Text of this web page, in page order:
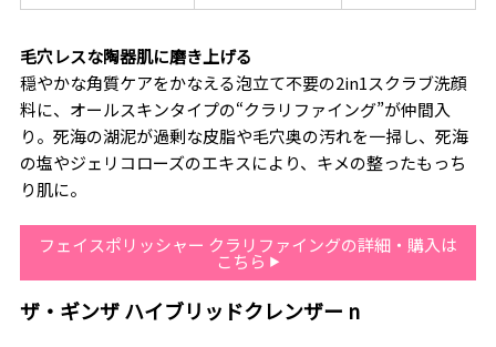
毛穴レスな陶器肌に磨き上げる
穏やかな角質ケアをかなえる泡立て不要の2in1スクラブ洗顔
料に、オールスキンタイプの“クラリファイング”が仲間入
り。死海の湖泥が過剰な皮脂や毛穴奥の汚れを一掃し、死海
の塩やジェリコローズのエキスにより、キメの整ったもっち
り肌に。
フェイスポリッシャー クラリファイングの詳細・購入は
こちら
ザ・ギンザ ハイブリッドクレンザー n